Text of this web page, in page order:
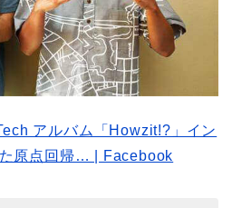
アルバム「Howzit!?」イン
原点回帰… | Facebook